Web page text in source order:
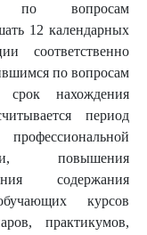
по вопросам
12 календарных
соответственно
по вопросам
нахождения
период
повышения
содержания
курсов
практикумов,